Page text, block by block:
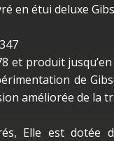
en étui deluxe
et produit
de
améliorée de la
Elle est dotée